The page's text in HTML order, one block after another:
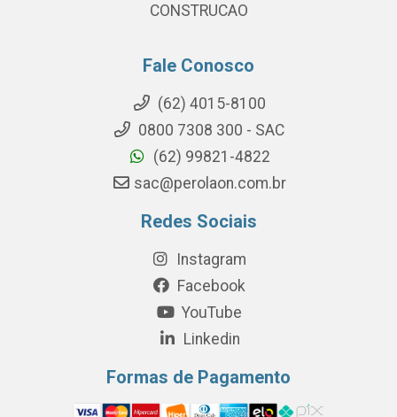
CONSTRUCAO
Fale Conosco
(62) 4015-8100
0800 7308 300 - SAC
(62) 99821-4822
sac@perolaon.com.br
Redes Sociais
Instagram
Facebook
YouTube
Linkedin
Formas de Pagamento